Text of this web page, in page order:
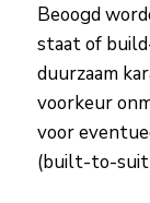
Beoogd
staat of
duurzaam
voorkeur
voor
(built-to-